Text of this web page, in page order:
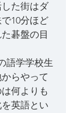
た街はダ
10分ほど
碁盤の目
語学学校生
らやって
何よりも
英語とい